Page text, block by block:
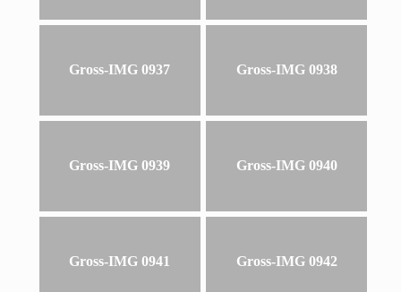
Gross-IMG 0937 Gross-IMG 0938
Gross-IMG 0939 Gross-IMG 0940
Gross-IMG 0941 Gross-IMG 0942